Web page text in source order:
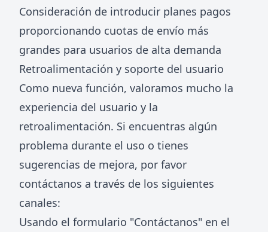
Consideración de introducir planes pagos
proporcionando cuotas de envío más
grandes para usuarios de alta demanda
Retroalimentación y soporte del usuario
Como nueva función, valoramos mucho la
experiencia del usuario y la
retroalimentación. Si encuentras algún
problema durante el uso o tienes
sugerencias de mejora, por favor
contáctanos a través de los siguientes
canales:
Usando el formulario "Contáctanos" en el